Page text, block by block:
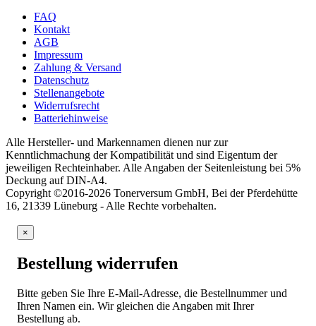
FAQ
Kontakt
AGB
Impressum
Zahlung & Versand
Datenschutz
Stellenangebote
Widerrufsrecht
Batteriehinweise
Alle Hersteller- und Markennamen dienen nur zur
Kenntlichmachung der Kompatibilität und sind Eigentum der
jeweiligen Rechteinhaber. Alle Angaben der Seitenleistung bei 5%
Deckung auf DIN-A4.
Copyright ©2016-2026 Tonerversum GmbH, Bei der Pferdehütte
16, 21339 Lüneburg - Alle Rechte vorbehalten.
×
Bestellung widerrufen
Bitte geben Sie Ihre E-Mail-Adresse, die Bestellnummer und
Ihren Namen ein. Wir gleichen die Angaben mit Ihrer
Bestellung ab.